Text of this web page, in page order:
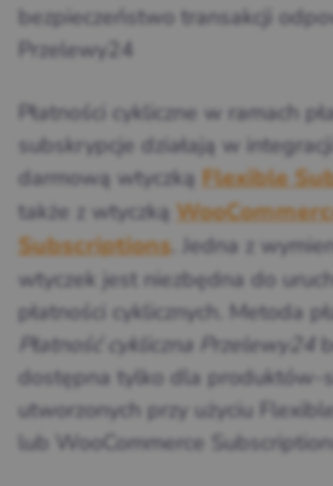
bezpieczeństwo transakcji
Przelewy24
Płatności cykliczne w ramach
subskrypcje działają w
darmową wtyczką Flexible
także z wtyczką
Subscriptions. Jedna z
wtyczek jest niezbędna do
płatności cyklicznych. Metoda
Płatność cykliczna Przelewy24
dostępna tylko dla produktów-
utworzonych przy użyciu
lub WooCommerce